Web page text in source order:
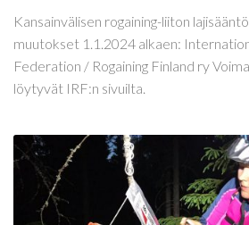
Kansainvälisen rogaining-liiton
muutokset 1.1.2024 alkaen:
Federation / Rogaining Finland ry
löytyvät IRF:n sivuilta.